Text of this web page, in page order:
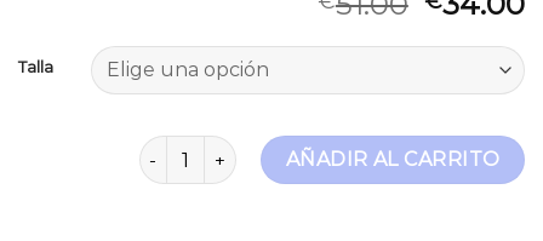
Talla
jeans wide leg cantidadAÑADIR AL CARRITO